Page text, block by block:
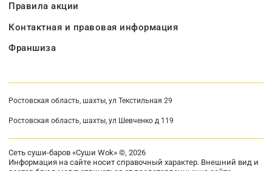
Правила акции
Контактная и правовая информация
Франшиза
Ростовская область, шахты, ул Текстильная 29
Ростовская область, шахты, ул Шевченко д 119
Сеть суши-баров «Суши Wok» ©, 2026
Информация на сайте носит справочный характер. Внешний вид и